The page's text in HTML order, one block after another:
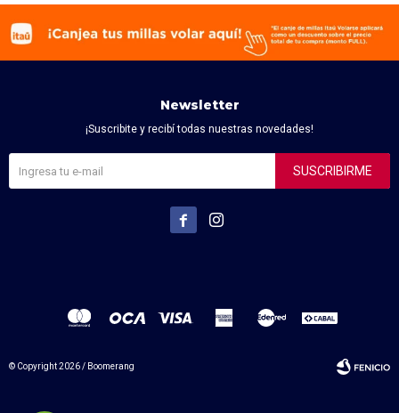
Newsletter
¡Suscribite y recibí todas nuestras novedades!
SUSCRIBIRME
 
© Copyright 2026 / Boomerang